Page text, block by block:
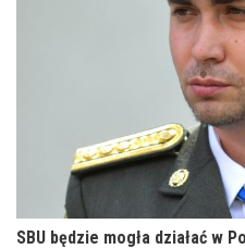
SBU będzie mogła działać w